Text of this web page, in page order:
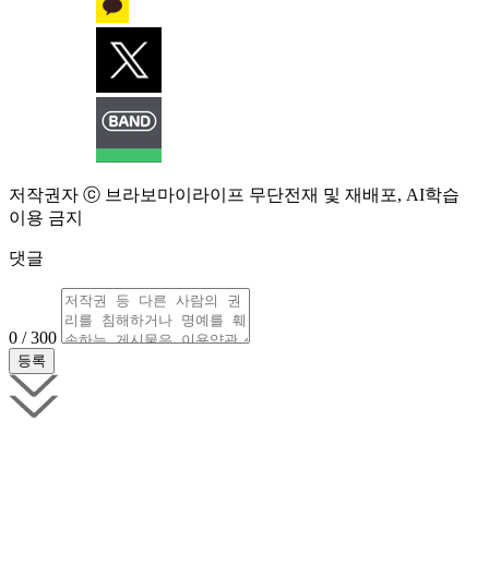
저작권자 ⓒ 브라보마이라이프 무단전재 및 재배포, AI학습
이용 금지
댓글
0 / 300